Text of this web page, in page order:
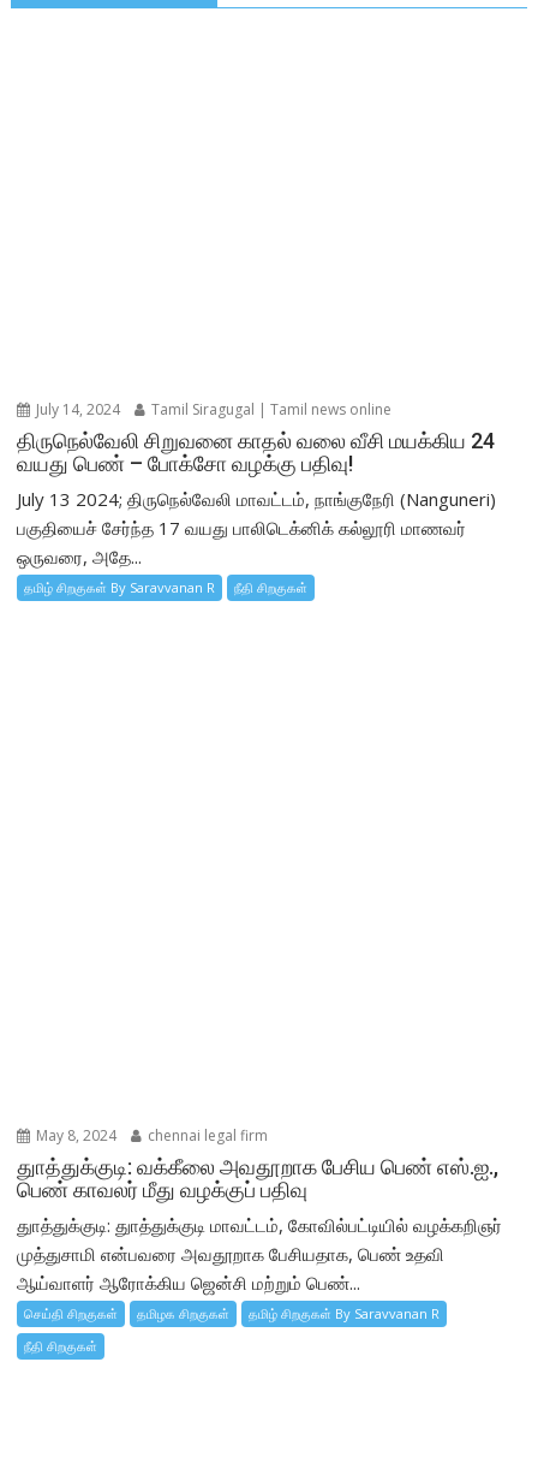
July 14, 2024 Tamil Siragugal | Tamil news online
திருநெல்வேலி சிறுவனை காதல் வலை வீசி மயக்கிய 24
வயது பெண் – போக்சோ வழக்கு பதிவு!
July 13 2024; திருநெல்வேலி மாவட்டம், நாங்குநேரி (Nanguneri)
பகுதியைச் சேர்ந்த 17 வயது பாலிடெக்னிக் கல்லூரி மாணவர்
ஒருவரை, அதே...
தமிழ் சிறகுகள் By Saravvanan R நீதி சிறகுகள்
May 8, 2024 chennai legal firm
துாத்துக்குடி: வக்கீலை அவதூறாக பேசிய பெண் எஸ்.ஐ.,
பெண் காவலர் மீது வழக்குப் பதிவு
துாத்துக்குடி: துாத்துக்குடி மாவட்டம், கோவில்பட்டியில் வழக்கறிஞர்
முத்துசாமி என்பவரை அவதூறாக பேசியதாக, பெண் உதவி
ஆய்வாளர் ஆரோக்கிய ஜென்சி மற்றும் பெண்...
செய்தி சிறகுகள் தமிழக சிறகுகள்
தமிழ் சிறகுகள் By Saravvanan R
நீதி சிறகுகள்